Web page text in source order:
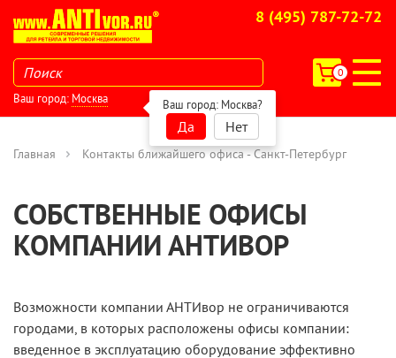
8 (495) 787-72-72
0
Ваш город: Москва Ваш город: Москва?
Да Нет
Главная Контакты ближайшего офиса - Санкт-Петербург
СОБСТВЕННЫЕ ОФИСЫ
КОМПАНИИ АНТИВОР
Возможности компании АНТИвор не ограничиваются
городами, в которых расположены офисы компании:
введенное в эксплуатацию оборудование эффективно